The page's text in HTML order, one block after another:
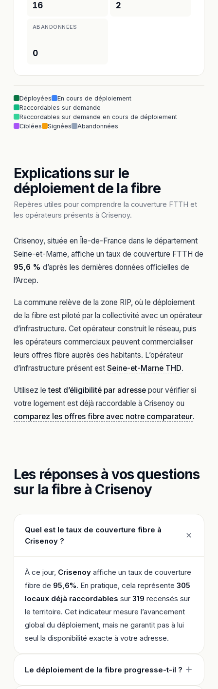
16 2
ABANDONNÉES
0
Déployées
En cours de déploiement
Raccordables sur demande
Raccordables sur demande en cours de déploiement
Ciblées
Signées Abandonnées
Explications sur le
déploiement de la fibre
Repères utiles pour comprendre la couverture FTTH et
les opérateurs présents à Crisenoy.
Crisenoy, située en Île-de-France dans le département
Seine-et-Marne, affiche un taux de couverture FTTH de
95,6 % d’après les dernières données officielles de
l’Arcep.
La commune relève de la zone RIP, où le déploiement
de la fibre est piloté par la collectivité avec un opérateur
d’infrastructure. Cet opérateur construit le réseau, puis
les opérateurs commerciaux peuvent commercialiser
leurs offres fibre auprès des habitants. L’opérateur
d’infrastructure présent est Seine-et-Marne THD.
Utilisez letest d’éligibilité par adresse pour vérifier si
votre logement est déjà raccordable à Crisenoy ou
comparez les offres fibre avec notre comparateur.
Les réponses à vos questions
sur la fibre à Crisenoy
Quel est le taux de couverture fibre à
Crisenoy ?
À ce jour, Crisenoy affiche un taux de couverture
fibre de 95,6%. En pratique, cela représente 305
locaux déjà raccordables sur 319 recensés sur
le territoire. Cet indicateur mesure l’avancement
global du déploiement, mais ne garantit pas à lui
seul la disponibilité exacte à votre adresse.
Le déploiement de la fibre progresse-t-il ?